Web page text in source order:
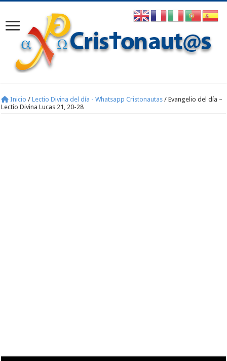
Inicio / Lectio Divina del día - Whatsapp Cristonautas / Evangelio del día –
Lectio Divina Lucas 21, 20-28